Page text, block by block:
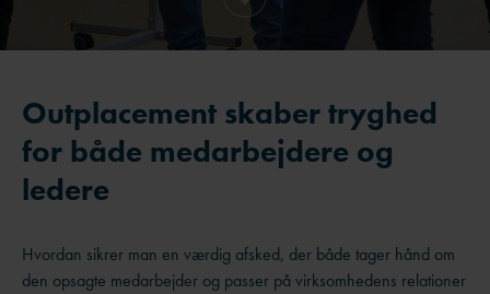
Outplacement skaber tryghed
for både medarbejdere og
ledere
Hvordan sikrer man en værdig afsked, der både tager hånd om
den opsagte medarbejder og passer på virksomhedens relationer